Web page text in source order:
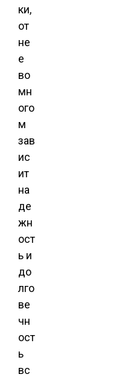
ки,
от
не
е
во
мн
ого
м
зав
ис
ит
на
де
жн
ост
ь и
до
лго
ве
чн
ост
ь
вс